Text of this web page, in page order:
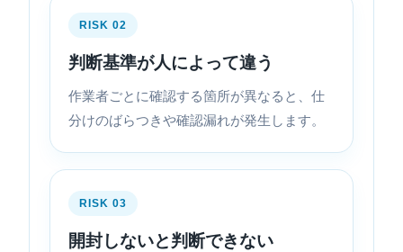
RISK 02
判断基準が人によって違う
作業者ごとに確認する箇所が異なると、仕
分けのばらつきや確認漏れが発生します。
RISK 03
開封しないと判断できない